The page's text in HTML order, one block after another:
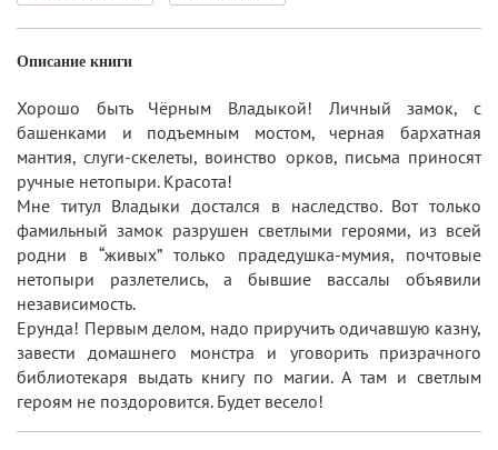
Описание книги
Хорошо быть Чёрным Владыкой! Личный замок, с
башенками и подъемным мостом, черная бархатная
мантия, слуги-скелеты, воинство орков, письма приносят
ручные нетопыри. Красота!
Мне титул Владыки достался в наследство. Вот только
фамильный замок разрушен светлыми героями, из всей
родни в “живых” только прадедушка-мумия, почтовые
нетопыри разлетелись, а бывшие вассалы объявили
независимость.
Ерунда! Первым делом, надо приручить одичавшую казну,
завести домашнего монстра и уговорить призрачного
библиотекаря выдать книгу по магии. А там и светлым
героям не поздоровится. Будет весело!